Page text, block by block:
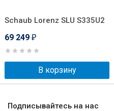
Schaub Lorenz SLU S335U2
69 249 ₽
В корзину
Подписывайтесь на нас